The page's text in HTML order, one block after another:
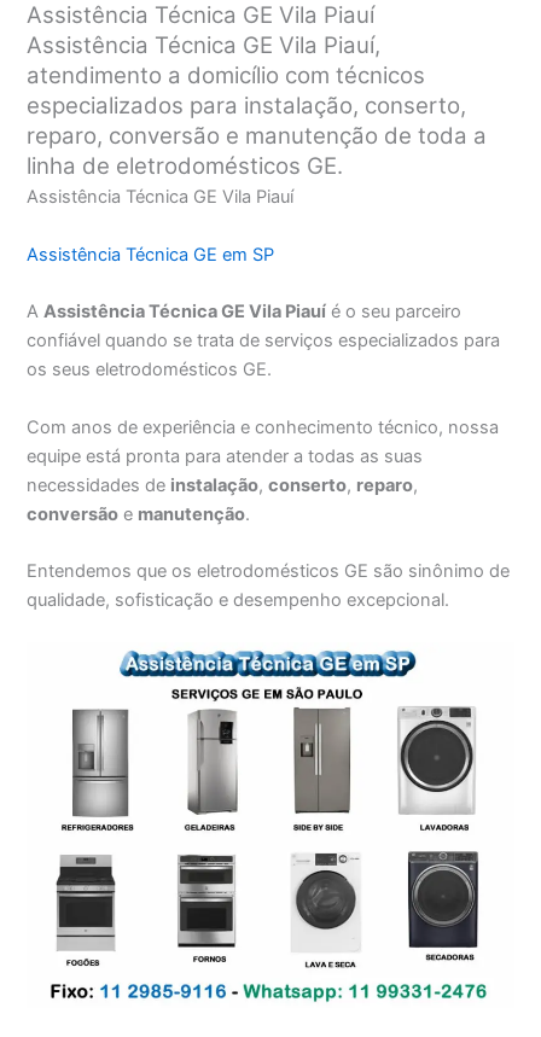
Assistência Técnica GE Vila Piauí
Assistência Técnica GE Vila Piauí,
atendimento a domicílio com técnicos
especializados para instalação, conserto,
reparo, conversão e manutenção de toda a
linha de eletrodomésticos GE.
Assistência Técnica GE Vila Piauí
Assistência Técnica GE em SP
AAssistência Técnica GE Vila Piauí é o seu parceiro
confiável quando se trata de serviços especializados para
os seus eletrodomésticos GE.
Com anos de experiência e conhecimento técnico, nossa
equipe está pronta para atender a todas as suas
necessidades de instalação,conserto, reparo,
conversão e manutenção.
Entendemos que os eletrodomésticos GE são sinônimo de
qualidade, sofisticação e desempenho excepcional.